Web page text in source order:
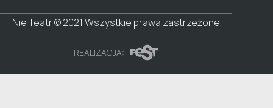
Nie Teatr © 2021 Wszystkie prawa zastrzeżone
REALIZACJA: